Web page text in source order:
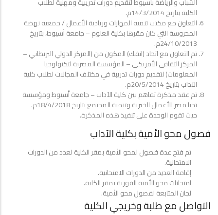
الكلية بتاريخ 14/3/2014م.
التعاون مع مكتب تنمية المهارات وريادية الأعمال / جمعية نهضة
المحروسة التي كان مقرها بكلية العلوم – جامعة أسيوط، بتاريخ
24/10/2013م.
تم التعاون مع اتحاد (انفك) المكون من (المركز الدولي البريطاني –
المركز الثقافي الأمريكي – المؤسسة المصرية لتكنولوجيا
المعلومات) لتقديم دورات تدريبة في مختلف المجالات لطلاب كلية
الآداب بتاريخ 20/5/2014م.
تم عقد مذكرة تفاهم بين كلية الآداب – جامعة أسيوط ومؤسسة
تحيا مصر للأعمال الخيرية وتنمية المجتمع بتاريخ 18/4/2018م.
حيث تقوم الوحدة على تنفيذ هذه المذكرة.
فصول محو الأمية بكلية الآداب
تم فتح عدة فصول لمحو الأمية بمقر الكلية لعدد من الدورات
الامتحانية.
إقامة العديد من الدورات الامتحانية.
امتحانات محو الأمية الفورية بمقر الكلية.
لجان المتابعة لفصول محو الأمية.
التواصل مع طلبة وخريجي الكلية